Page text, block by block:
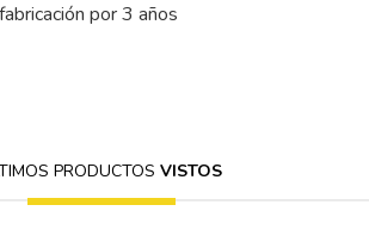
por 3 años
PRODUCTOSVISTOS